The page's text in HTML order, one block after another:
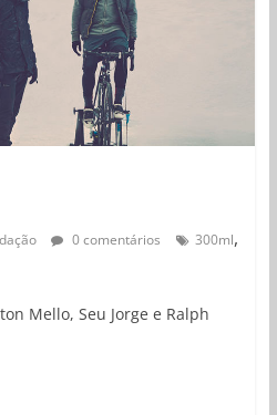
0 comentários 300ml,
Mello, Seu Jorge e Ralph